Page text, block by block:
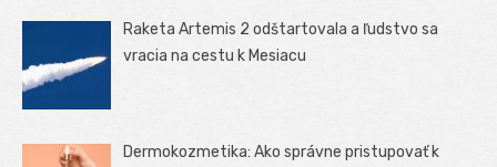
Raketa Artemis 2 odštartovala a ľudstvo sa
vracia na cestu k Mesiacu
Dermokozmetika: Ako správne pristupovať k